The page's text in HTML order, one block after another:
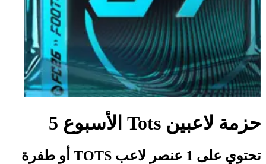
حزمة لاعبين Tots الأسبوع 5
تحتوي على 1 عنصر لاعب TOTS أو طفرة